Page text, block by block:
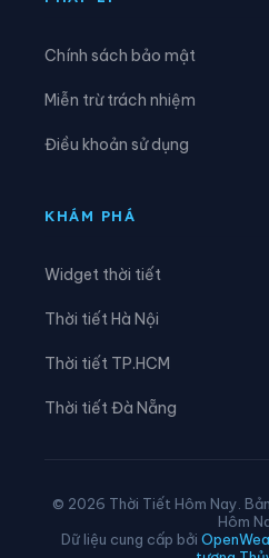
Xã Liêu Tú
Chính sách bảo mật
Miễn trừ trách nhiệm
Điều khoản sử dụng
KHÁM PHÁ
Widget thời tiết
Thời tiết Hà Nội
Thời tiết TP.HCM
Thời tiết Đà Nẵng
© 2026 Thời Tiết Hôm Nay.
Hôm
Dữ liệu cung cấp bởi